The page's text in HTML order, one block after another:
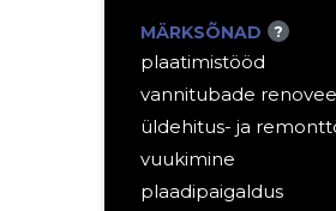
MÄRKSÕNAD ?
plaatimistööd
vannitubade
üldehitus- ja
vuukimine
plaadipaigaldus